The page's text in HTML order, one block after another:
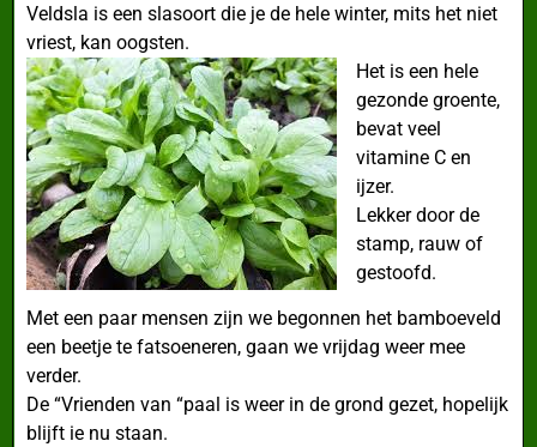
Veldsla is een slasoort die je de hele winter, mits het niet
vriest, kan oogsten.
Het is een hele
gezonde groente,
bevat veel
vitamine C en
ijzer.
Lekker door de
stamp, rauw of
gestoofd.
Met een paar mensen zijn we begonnen het bamboeveld
een beetje te fatsoeneren, gaan we vrijdag weer mee
verder.
De “Vrienden van “paal is weer in de grond gezet, hopelijk
blijft ie nu staan.